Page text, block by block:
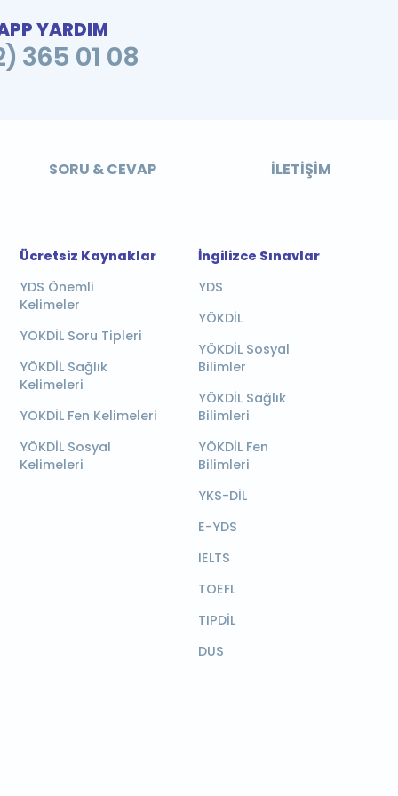
YARDIM
365 01 08
SORU & CEVAP İLETIŞIM
Ücretsiz Kaynaklar
YDS Önemli
Kelimeler
YÖKDİL Soru Tipleri
YÖKDİL Sağlık
Kelimeleri
YÖKDİL Fen Kelimeleri
YÖKDİL Sosyal
Kelimeleri
İngilizce Sınavlar
YDS
YÖKDİL
YÖKDİL Sosyal
Bilimler
YÖKDİL Sağlık
Bilimleri
YÖKDİL Fen
Bilimleri
YKS-DİL
E-YDS
IELTS
TOEFL
TIPDİL
DUS